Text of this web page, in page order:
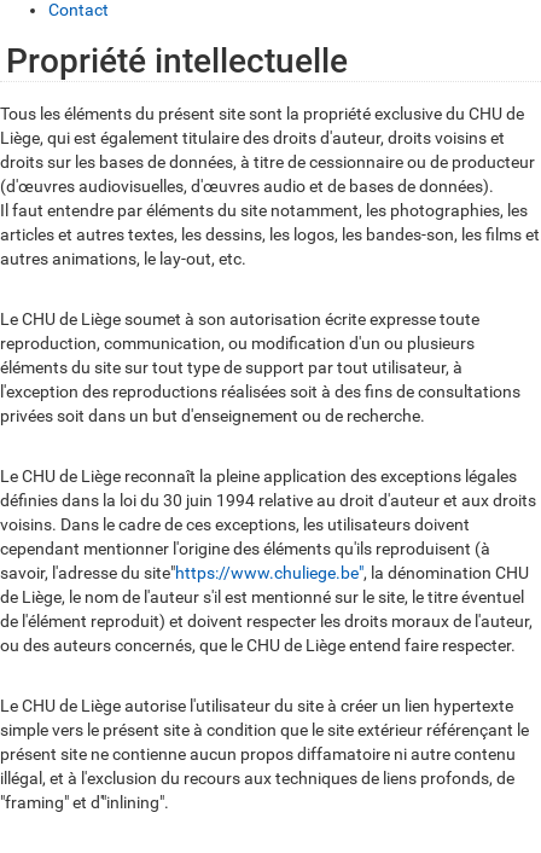
Contact
P
r
o
p
r
i
t
é
i
t
e
l
l
e
c
t
u
e
l
Propriété intellectuelle
Tous les éléments du présent site sont la propriété exclusive du CHU de
Liège, qui est également titulaire des droits d'auteur, droits voisins et
droits sur les bases de données, à titre de cessionnaire ou de producteur
(d'œuvres audiovisuelles, d'œuvres audio et de bases de données).
Il faut entendre par éléments du site notamment, les photographies, les
articles et autres textes, les dessins, les logos, les bandes-son, les films et
autres animations, le lay-out, etc.
Le CHU de Liège soumet à son autorisation écrite expresse toute
reproduction, communication, ou modification d'un ou plusieurs
éléments du site sur tout type de support par tout utilisateur, à
l'exception des reproductions réalisées soit à des fins de consultations
privées soit dans un but d'enseignement ou de recherche.
Le CHU de Liège reconnaît la pleine application des exceptions légales
définies dans la loi du 30 juin 1994 relative au droit d'auteur et aux droits
voisins. Dans le cadre de ces exceptions, les utilisateurs doivent
cependant mentionner l'origine des éléments qu'ils reproduisent (à
savoir, l'adresse du site"https://www.chuliege.be", la dénomination CHU
de Liège, le nom de l'auteur s'il est mentionné sur le site, le titre éventuel
de l'élément reproduit) et doivent respecter les droits moraux de l'auteur,
ou des auteurs concernés, que le CHU de Liège entend faire respecter.
Le CHU de Liège autorise l'utilisateur du site à créer un lien hypertexte
simple vers le présent site à condition que le site extérieur référençant le
présent site ne contienne aucun propos diffamatoire ni autre contenu
illégal, et à l'exclusion du recours aux techniques de liens profonds, de
"framing" et d'"inlining".